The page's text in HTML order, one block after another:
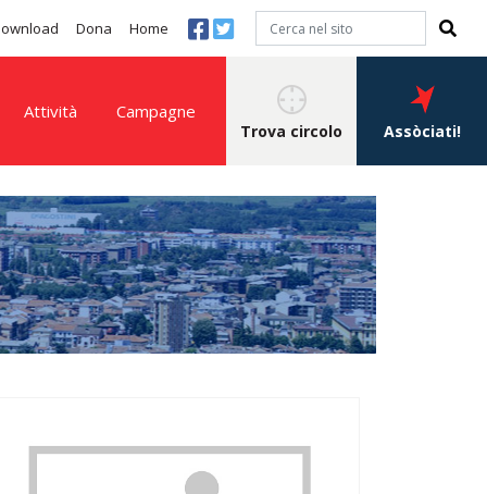
Dona Home
Attività Campagne
Trova circolo Assòciati!